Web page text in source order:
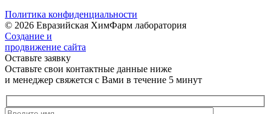
Политика конфиденциальности
© 2026 Евразийская ХимФарм лаборатория
Создание и
продвижение сайта
Оставьте заявку
Оставьте свои контактные данные ниже
и менеджер свяжется с Вами в течение 5 минут